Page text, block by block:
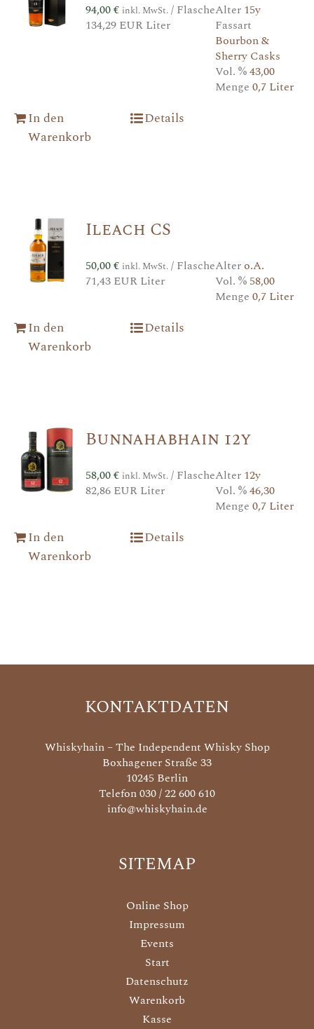
94,00€ inkl. MwSt./ Flasche
134,29 EUR Liter
Alter 15y
Fassart
Bourbon &
Sherry Casks
Vol. %43,00
Menge 0,7 Liter
In den
Warenkorb
Details
Ileach CS
50,00€ inkl. MwSt./ Flasche
71,43 EUR Liter
Altero.A.
Vol. % 58,00
Menge 0,7 Liter
In den
Warenkorb
Details
Bunnahabhain 12y
58,00€ inkl. MwSt./ Flasche
82,86 EUR Liter
Alter 12y
Vol. %46,30
Menge 0,7 Liter
In den
Warenkorb
Details
KONTAKTDATEN
Whiskyhain – The Independent Whisky Shop
Boxhagener Straße 33
10245 Berlin
Telefon 030 / 22 600 610
info@whiskyhain.de
SITEMAP
Online Shop
Impressum
Events
Start
Datenschutz
Warenkorb
Kasse